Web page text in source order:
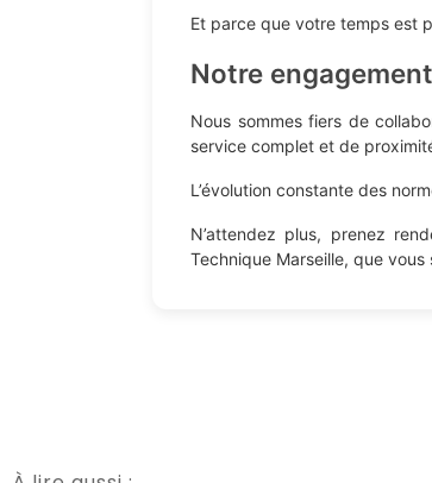
Et parce que votre temps est
Notre
Nous sommes fiers de
service complet et de
L’évolution constante des
N’attendez plus, prenez
Technique Marseille, que